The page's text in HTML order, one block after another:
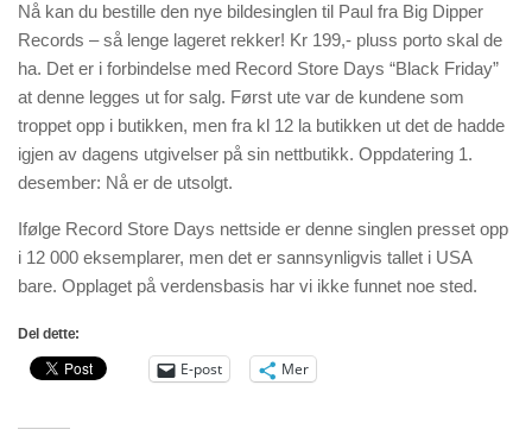
Nå kan du bestille den nye bildesinglen til Paul fra Big Dipper
Records – så lenge lageret rekker! Kr 199,- pluss porto skal de
ha. Det er i forbindelse med Record Store Days “Black Friday”
at denne legges ut for salg. Først ute var de kundene som
troppet opp i butikken, men fra kl 12 la butikken ut det de hadde
igjen av dagens utgivelser på sin nettbutikk. Oppdatering 1.
desember: Nå er de utsolgt.
Ifølge Record Store Days nettside er denne singlen presset opp
i 12 000 eksemplarer, men det er sannsynligvis tallet i USA
bare. Opplaget på verdensbasis har vi ikke funnet noe sted.
Del dette:
E-post Mer